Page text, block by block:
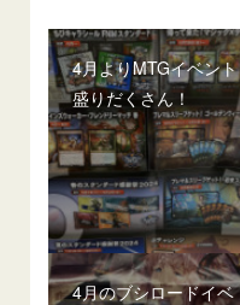
4月よりMTGイベント
盛りだくさん！
4月のブシロードイベ